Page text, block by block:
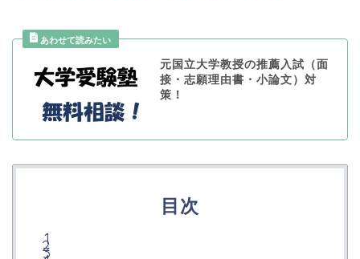
元国立大学教授の推薦入試（面
接・志願理由書・小論文）対
策！
目次